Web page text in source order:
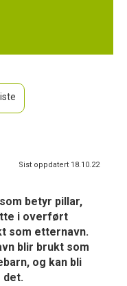
Sist oppdatert 18.10.22
betyr pillar,
i overført
som etternavn.
blir brukt som
og kan bli